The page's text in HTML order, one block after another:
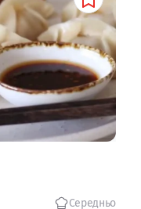
Середньо